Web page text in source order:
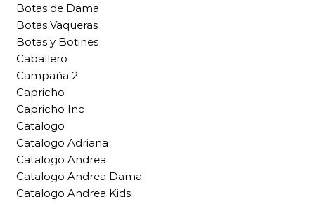
Botas de Dama
Botas Vaqueras
Botas y Botines
Caballero
Campaña 2
Capricho
Capricho Inc
Catalogo
Catalogo Adriana
Catalogo Andrea
Catalogo Andrea Dama
Catalogo Andrea Kids